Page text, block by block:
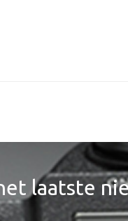
laatste